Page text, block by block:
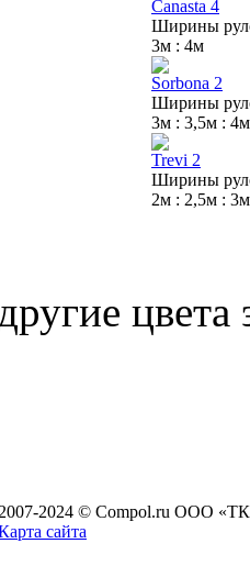
Canasta 4
Ширины
3м : 4м
Sorbona 2
Ширины
3м : 3,5м : 4м
Trevi 2
Ширины
2м : 2,5м :
2007-2024 © Compol.ru ООО «ТК
сайта